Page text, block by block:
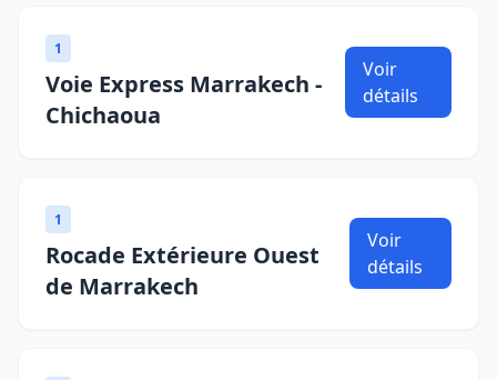
1
Voie Express Marrakech -
Chichaoua
Voir
détails
1
Rocade Extérieure Ouest
de Marrakech
Voir
détails